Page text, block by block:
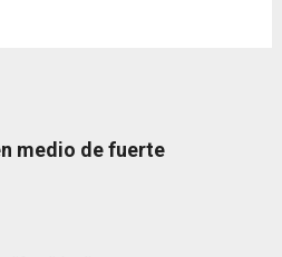
medio de fuerte